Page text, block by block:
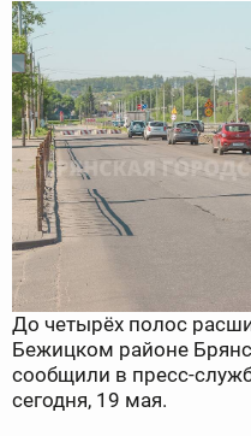
До четырёх полос
Бежицком районе
сообщили в пресс-
сегодня, 19 мая.